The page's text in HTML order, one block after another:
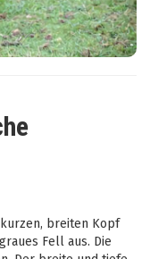
breiten Kopf
Fell aus. Die